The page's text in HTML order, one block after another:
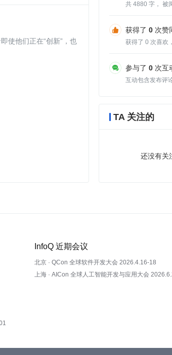
使他们正在“创新”，也
共 4880 字， 被
获得了 0 次赞
获得了 0 次喜欢
参与了 0 次互
互动包含发布评
TA 关注的
还没有关
InfoQ 近期会议
北京 · QCon 全球软件开发大会 2026.4.16-18
上海 · AICon 全球人工智能开发与应用大会